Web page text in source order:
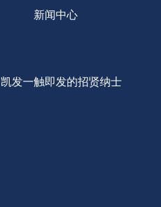
新闻中心
凯发一触即发的招贤纳士